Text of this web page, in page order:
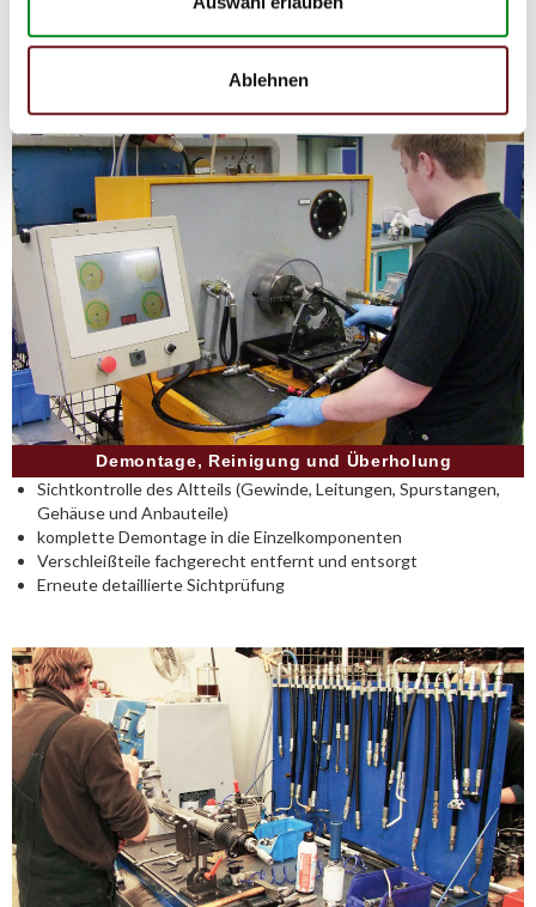
Ablehnen
Instandhaltungskosten reduziert werden.
Demontage, Reinigung und Überholung
Sichtkontrolle des Altteils (Gewinde, Leitungen, Spurstangen,
Gehäuse und Anbauteile)
komplette Demontage in die Einzelkomponenten
Verschleißteile fachgerecht entfernt und entsorgt
Erneute detaillierte Sichtprüfung